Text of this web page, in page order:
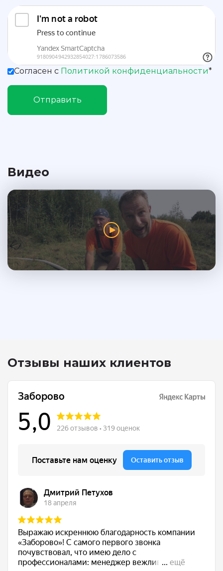
Согласен с Политикой конфиденциальности*
Отправить
Видео
Отзывы наших клиентов